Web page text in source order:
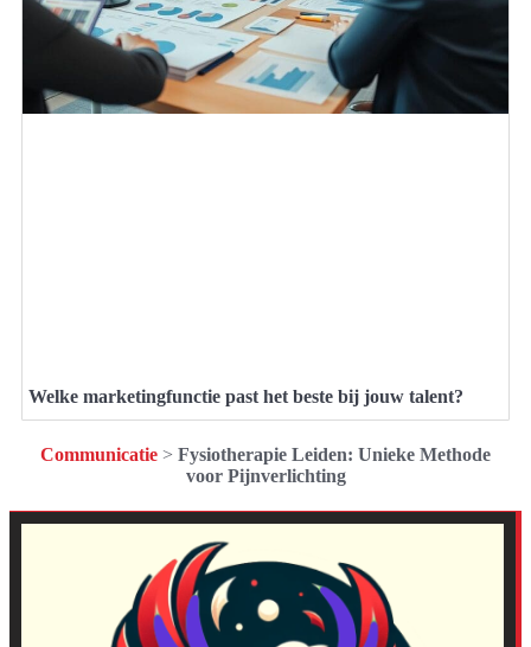
Welke marketingfunctie past het beste bij jouw talent?
Communicatie > Fysiotherapie Leiden: Unieke Methode
voor Pijnverlichting